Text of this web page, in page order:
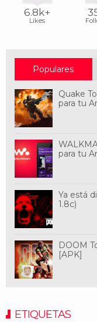
6.8k+
Likes
Populares
Quake
para tu
para tu
Ya está
1.8c)
DOOM
[APK]
ETIQUETAS